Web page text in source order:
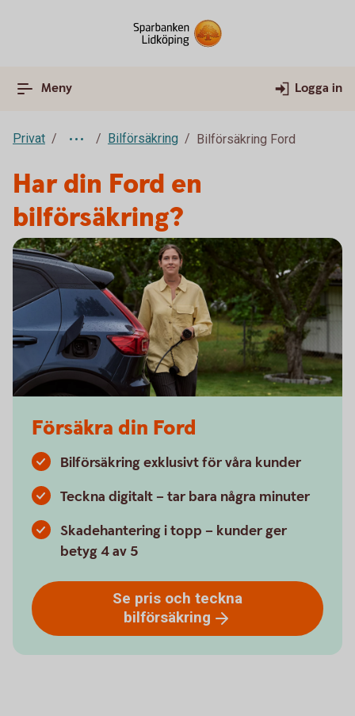
Meny Logga in
Privat Bilförsäkring Bilförsäkring Ford
Har din Ford en
bilförsäkring?
Försäkra din Ford
Bilförsäkring exklusivt för våra kunder
Teckna digitalt – tar bara några minuter
Skadehantering i topp – kunder ger
betyg 4 av 5
Se pris och teckna
bilförsäkring